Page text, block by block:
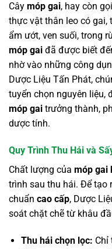
Cây móp gai, hay còn
thực vật thân leo có
ẩm ướt, ven suối, trong
móp gai đã được biết
nhờ vào những công
Dược Liệu Tấn Phát,
tuyển chọn nguyên liệu,
móp gai trưởng thành,
dược tính.
Quy Trình Thu Hái và
Chất lượng của móp gai
trình sau thu hái. Để tạo
chuẩn cao cấp, Dược
soát chặt chẽ từ khâu
Thu hái chọn lọc: Chỉ